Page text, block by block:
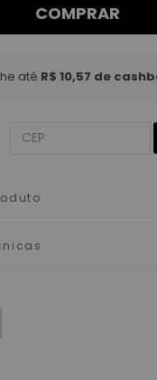
COMPRAR
até R$ 10,57 de